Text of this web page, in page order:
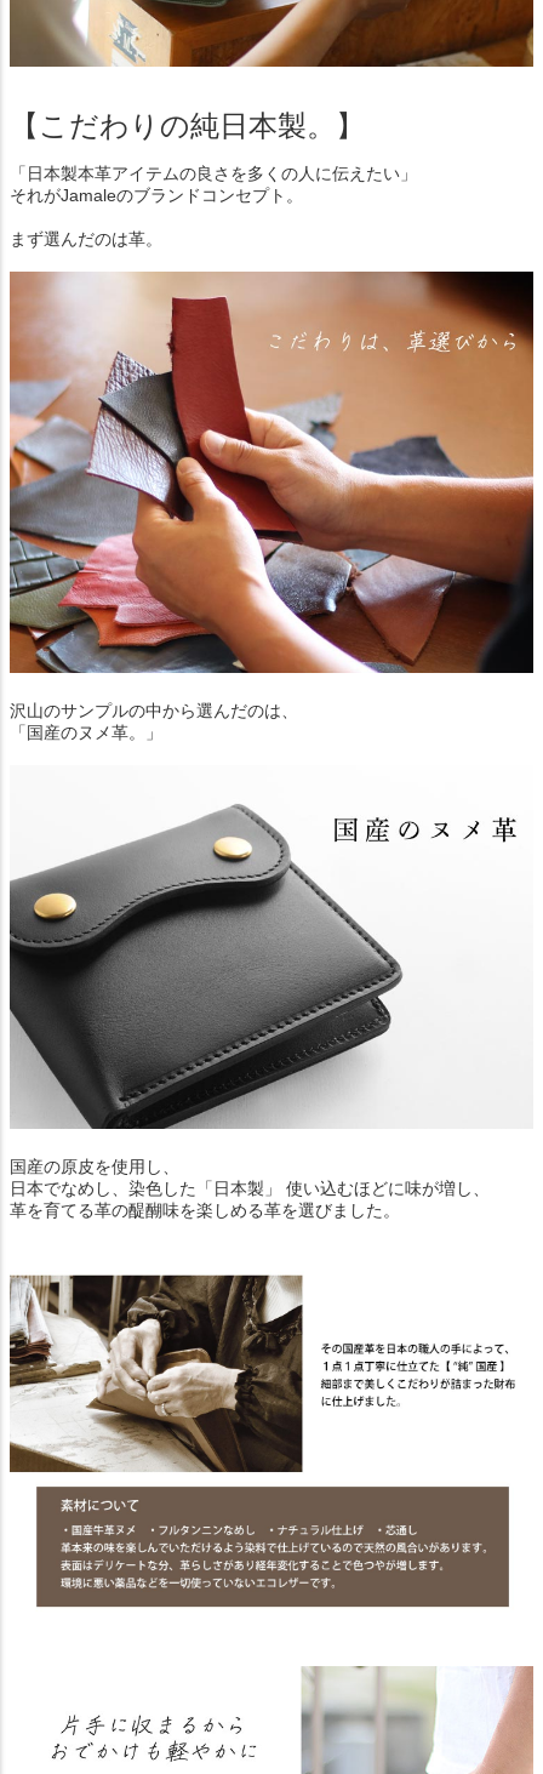
【こだわりの純日本製。】
「日本製本革アイテムの良さを多くの人に伝えたい」
それがJamaleのブランドコンセプト。
まず選んだのは革。
沢山のサンプルの中から選んだのは、
「国産のヌメ革。」
国産の原皮を使用し、
日本でなめし、染色した「日本製」 使い込むほどに味が増し、
革を育てる革の醍醐味を楽しめる革を選びました。